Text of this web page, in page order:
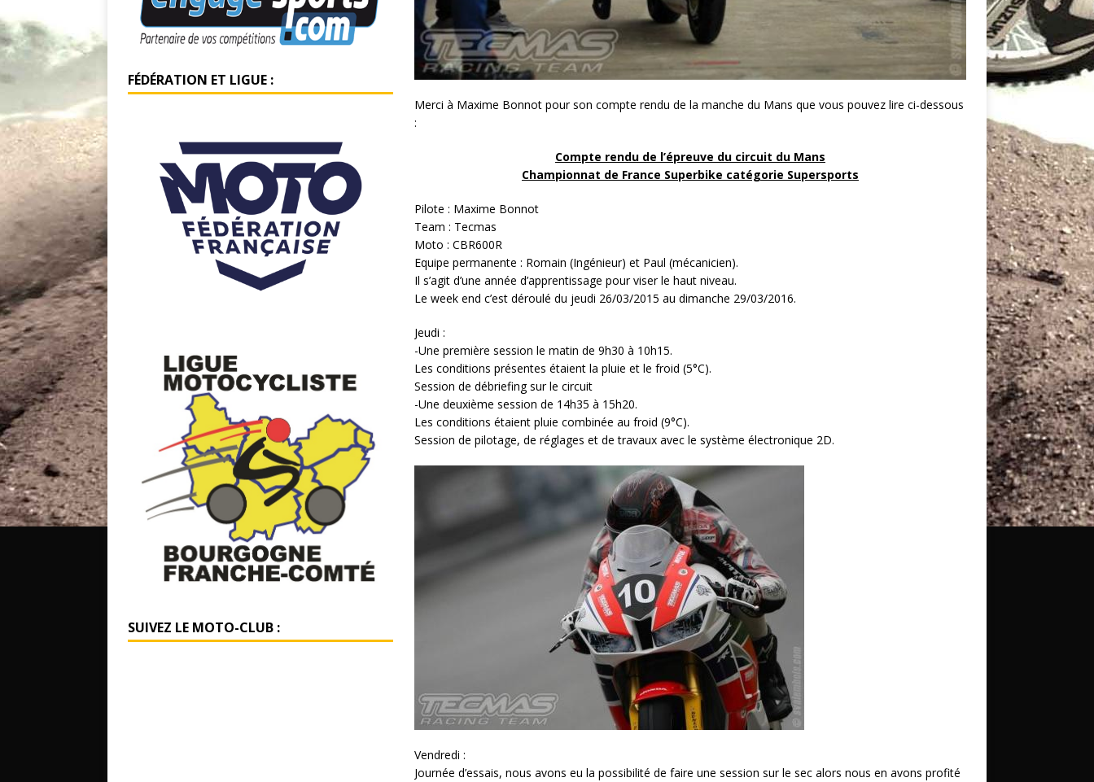
Merci à Maxime Bonnot pour son compte rendu de la manche du Mans que vous pouvez lire ci-dessous
:
Compte rendu de l’épreuve du circuit du Mans
Championnat de France Superbike catégorie Supersports
Pilote : Maxime Bonnot
Team : Tecmas
Moto : CBR600R
Equipe permanente : Romain (Ingénieur) et Paul (mécanicien).
Il s’agit d’une année d’apprentissage pour viser le haut niveau.
Le week end c’est déroulé du jeudi 26/03/2015 au dimanche 29/03/2016.
Jeudi :
-Une première session le matin de 9h30 à 10h15.
Les conditions présentes étaient la pluie et le froid (5°C).
Session de débriefing sur le circuit
-Une deuxième session de 14h35 à 15h20.
Les conditions étaient pluie combinée au froid (9°C).
Session de pilotage, de réglages et de travaux avec le système électronique 2D.
Vendredi :
Journée d’essais, nous avons eu la possibilité de faire une session sur le sec alors nous en avons profité
FÉDÉRATION ET LIGUE :
SUIVEZ LE MOTO-CLUB :